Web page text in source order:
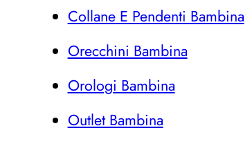
Collane E Pendenti Bambina
Orecchini Bambina
Orologi Bambina
Outlet Bambina